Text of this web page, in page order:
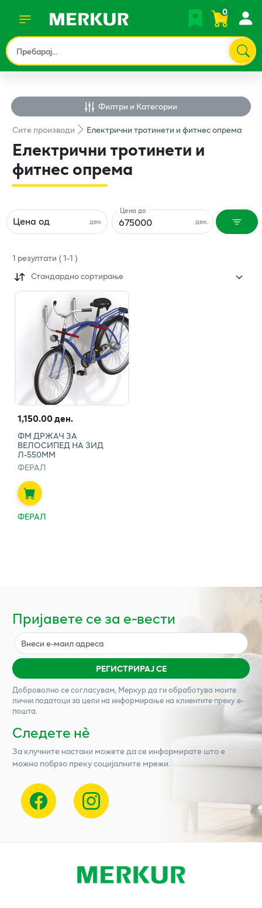
0
Филтри и Категории
Ситепроизводи Електрични тротинети и фитнес опрема
Електрични тротинети и
фитнес опрема
ден.
Цена од ден.
Цена до
1 резултати (1-1)
Стандардно сортирање
1,150.00 ден.
ФМ ДРЖАЧ ЗА
ВЕЛОСИПЕД НА ЗИД
Л-550ММ
ФЕРАЛ
ФЕРАЛ
Пријавете се за е-вести
РЕГИСТРИРАЈ СЕ
Доброволно се согласувам, Меркурда ги обработува моите
лични податоци за цели на информирање на клиентите преку е-
пошта.
Следете нѐ
За клучните настани можете да се информирате што е
можно побрзо преку социјалните мрежи.